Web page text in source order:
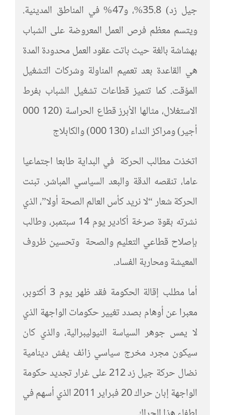
جيل زد) 35.8%، و47% في المناطق المدينية.
ويتسم معظم فرص العمل المعروضة على الشباب
بهشاشة بالغة حيث باتت عقود العمل محدودة المدة
هي القاعدة بعد تعميم المناولة وشركات التشغيل
المؤقت. كما تتميز قطاعات تشغيل الشباب بفرط
الاستغلال، مثالها الأبرز قطاع الحراسة (000 120
أجير) ومراكز النداء (000 130) والكابلاج
اتخذت مطالب الحركة في البداية طابعا اجتماعيا
عاما، تنقصه الدقة والبعد السياسي المباشر. تبنت
الحركة شعار “لا نريد كأس العالم الصحة أولا”، الذي
نشرته بقوة صرخة أكادير يوم 14 سبتمبر، وطالب
بإصلاح قطاعي التعليم والصحة وتحسين ظروف
المعيشة ومحاربة الفساد.
أما مطلب إقالة الحكومة فقد ظهر يوم 3 أكتوبر،
معبرا عن أوهام بصدد تغيير حكومات الواجهة الذي
لا يمس جوهر السياسة النيوليبرالية، والذي كان
سيكون مجرد مخرج سياسي زائف يفش دينامية
نضال حركة جيل زد 212 على غرار تجديد حكومة
الواجهة إبان حراك 20 فبراير 2011 الذي أسهم في